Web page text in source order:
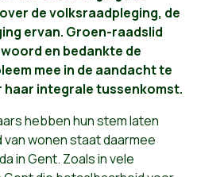
de volksraadpleging, de
ervan. Groen-raadslid
en bedankte de
mee in de aandacht te
haar integrale tussenkomst.
hebben hun stem laten
wonen staat daarmee
in Gent. Zoals in vele